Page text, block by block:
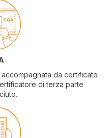
da certificato
di terza parte